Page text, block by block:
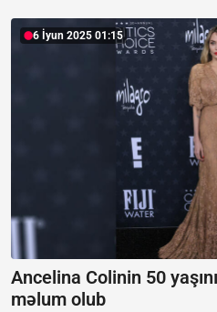
6 İyun 2025 01:15
Ancelina Colinin 50
məlum olub